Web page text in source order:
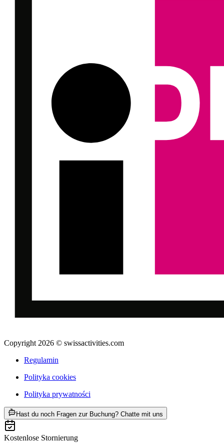
Copyright 2026 © swissactivities.com
Regulamin
Polityka cookies
Polityka prywatności
Hast du noch Fragen zur Buchung? Chatte mit uns
Kostenlose Stornierung